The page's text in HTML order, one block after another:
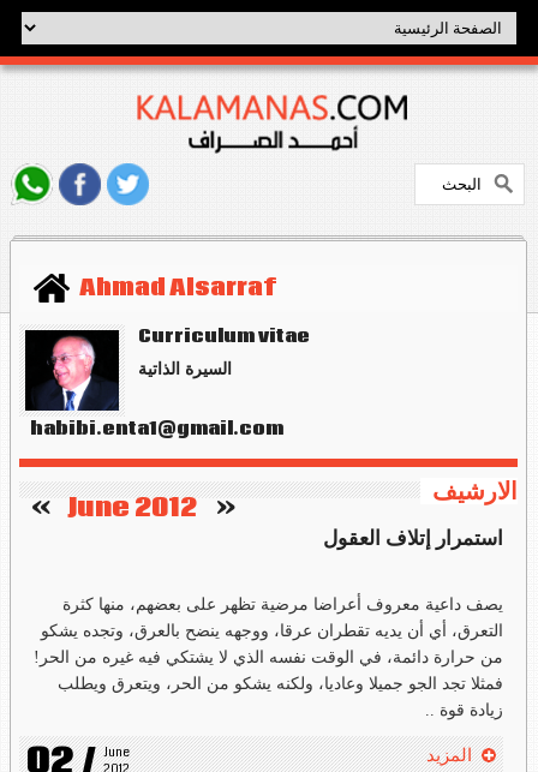
Ahmad Alsarraf
Curriculum vitae
السيرة الذاتية
habibi.enta1@gmail.com
الارشيف «
June 2012
»
استمرار إتلاف العقول
يصف داعية معروف أعراضا مرضية تظهر على بعضهم، منها كثرة
التعرق، أي أن يديه تقطران عرقا، ووجهه ينضح بالعرق، وتجده يشكو
من حرارة دائمة، في الوقت نفسه الذي لا يشتكي فيه غيره من الحر!
فمثلا تجد الجو جميلا وعاديا، ولكنه يشكو من الحر، ويتعرق ويطلب
زيادة قوة ..
June
المزيد